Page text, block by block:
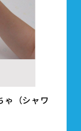
ゃ（シャワ